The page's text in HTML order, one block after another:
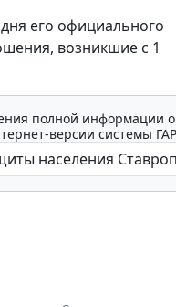
его официального
возникшие с 1
полной информации
версии системы